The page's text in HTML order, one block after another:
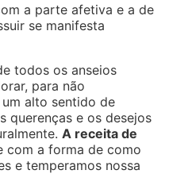
a parte afetiva e a de
se manifesta
todos os anseios
para não
alto sentido de
querenças e os desejos
A receita de
com a forma de como
e temperamos nossa